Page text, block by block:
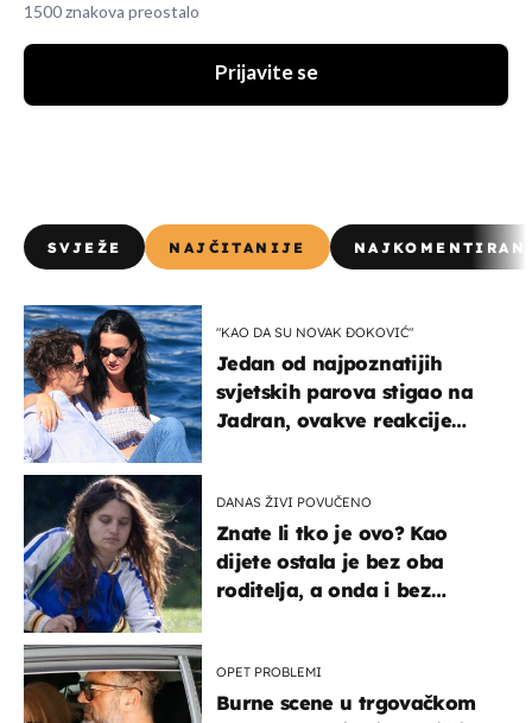
1500 znakova preostalo
Prijavite se
SVJEŽE NAJČITANIJE
"KAO DA SU NOVAK ĐOKOVIĆ"
Jedan od najpoznatijih
svjetskih parova stigao na
Jadran, ovakve reakcije
DANAS ŽIVI POVUČENO
Znate li tko je ovo? Kao
dijete ostala je bez oba
roditelja, a onda i bez
OPET PROBLEMI
Burne scene u trgovačkom